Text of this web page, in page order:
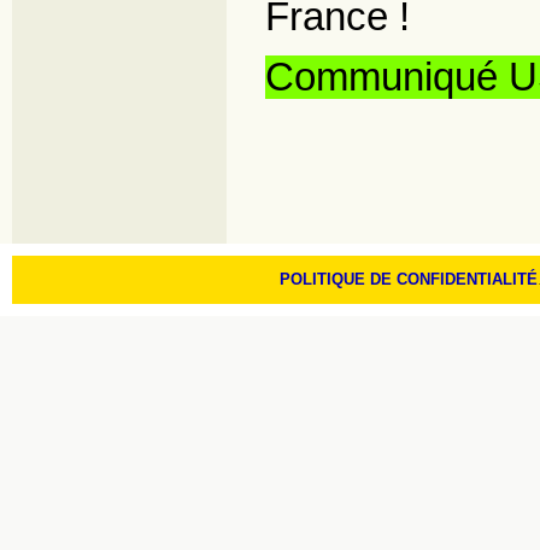
France !
Communiqué
POLITIQUE DE CONFIDENTIALITÉ